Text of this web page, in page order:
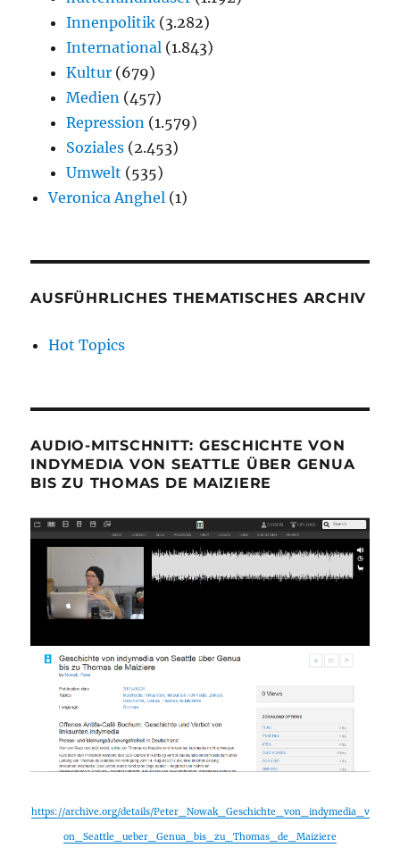
Innenpolitik (3.282)
International (1.843)
Kultur (679)
Medien (457)
Repression (1.579)
Soziales (2.453)
Umwelt (535)
Veronica Anghel (1)
AUSFÜHRLICHES THEMATISCHES ARCHIV
Hot Topics
AUDIO-MITSCHNITT: GESCHICHTE VON
INDYMEDIA VON SEATTLE ÜBER GENUA
BIS ZU THOMAS DE MAIZIERE
https://archive.org/details/Peter_Nowak_Geschichte_von_indymedia_v
on_Seattle_ueber_Genua_bis_zu_Thomas_de_Maiziere